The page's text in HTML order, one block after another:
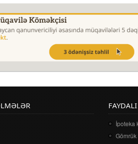
FAYDALI
İpoteka